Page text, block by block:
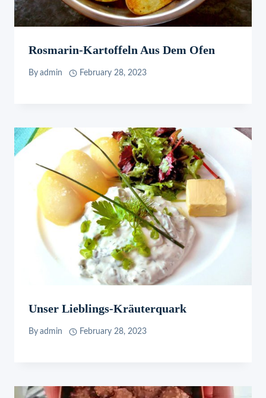
Rosmarin-Kartoffeln Aus Dem Ofen
By admin February 28, 2023
Unser Lieblings-Kräuterquark
By admin February 28, 2023